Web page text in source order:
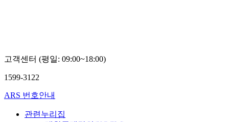
고객센터 (평일: 09:00~18:00)
1599-3122
ARS 번호안내
관련누리집